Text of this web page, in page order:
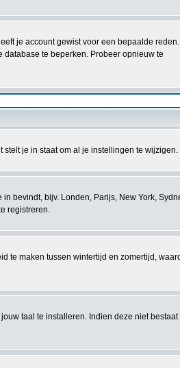
je account gewist voor een bepaalde reden.
database te beperken. Probeer opnieuw te
je in staat om al je instellingen te wijzigen.
bevindt, bijv. Londen, Parijs, New York,
registreren.
te maken tussen wintertijd en zomertijd,
taal te installeren. Indien deze niet bestaat